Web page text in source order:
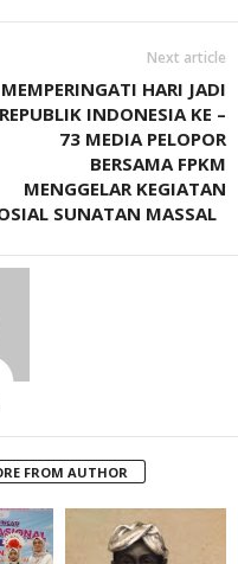
Next article
MEMPERINGATI HARI JADI
REPUBLIK INDONESIA KE –
73 MEDIA PELOPOR
BERSAMA FPKM
MENGGELAR KEGIATAN
SUNATAN MASSAL
FROM AUTHOR